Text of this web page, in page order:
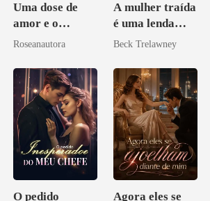
Uma dose de
amor e o
coração de um
Roseanautora
A mulher traída
é uma lenda
mundial
Beck Trelawney
O pedido
Agora eles se